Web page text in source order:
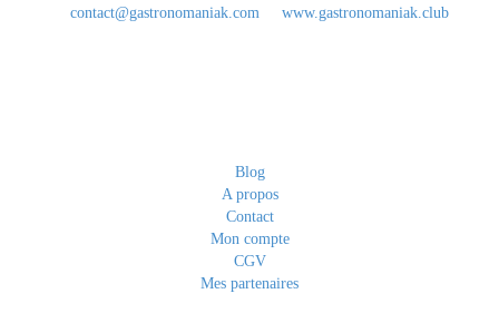
contact@gastronomaniak.com
www.gastronomaniak.club
Blog
A propos
Contact
Mon compte
CGV
Mes partenaires